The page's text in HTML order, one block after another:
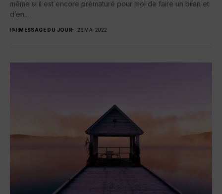
même si il est encore prématuré pour moi de faire un bilan et
d’en...
PARMESSAGE DU JOUR 26 MAI 2022